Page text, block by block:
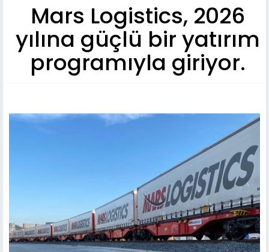
Mars Logistics, 2026
yılına güçlü bir yatırım
programıyla giriyor.